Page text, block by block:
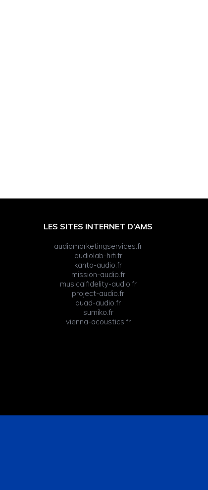
LES SITES INTERNET D’AMS
audiomarketingservices.fr
audiolab-hifi.fr
kanto-audio.fr
mission-audio.fr
musicalfidelity-audio.fr
project-audio.fr
quad-audio.fr
sumiko.fr
vienna-acoustics.fr